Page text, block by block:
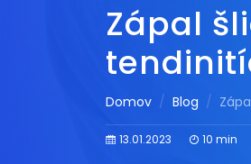
Zápal
Domov Blog
13.01.2023 10 min